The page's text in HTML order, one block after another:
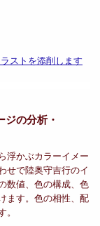
ストを添削します
ジの分析・
浮かぶカラーイメー
せで陸奥守吉行のイ
数値、色の構成、色
ます。色の相性、配
。